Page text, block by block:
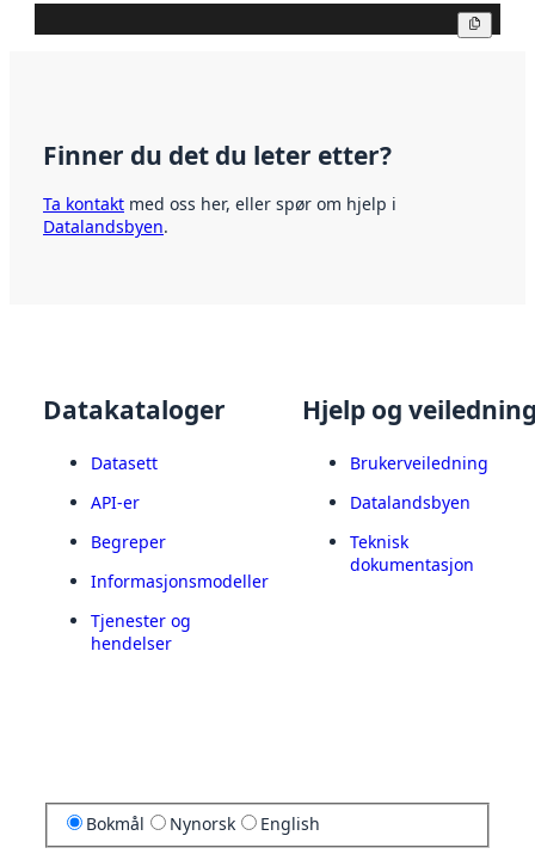
Finner du det du leter etter?
Ta kontakt med oss her, eller spør om hjelp i
Datalandsbyen.
Datakataloger
Datasett
API-er
Begreper
Informasjonsmodeller
Tjenester og
hendelser
Hjelp og
Brukerveiledning
Datalandsbyen
Teknisk
dokumentasjon
Bokmål Nynorsk English